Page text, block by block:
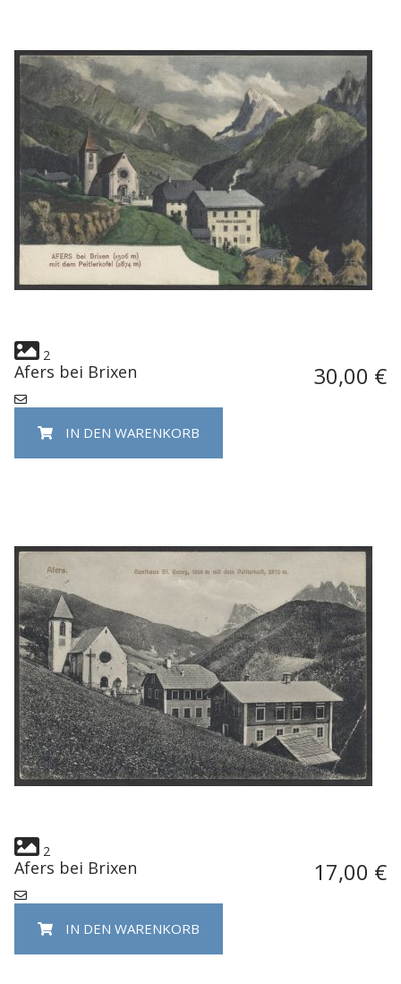
2
Afers bei Brixen 30,00 €
IN DEN WARENKORB
2
Afers bei Brixen 17,00 €
IN DEN WARENKORB